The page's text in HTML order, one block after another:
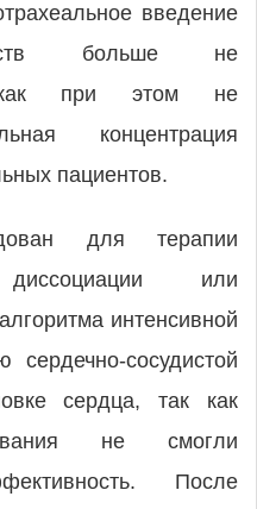
введение
больше не
как при этом не
концентрация
пациентов.
для терапии
диссоциации или
интенсивной
сосудистой
сердца, так как
не смогли
После